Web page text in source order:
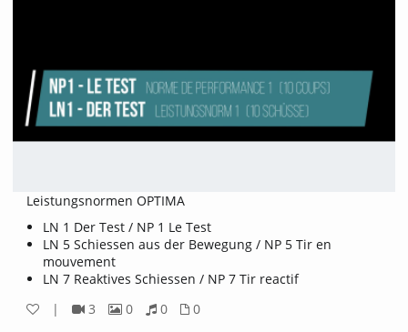
Leistungsnormen OPTIMA
LN 1 Der Test / NP 1 Le Test
LN 5 Schiessen aus der Bewegung / NP 5 Tir en
mouvement
LN 7 Reaktives Schiessen / NP 7 Tir reactif
|
3
0
0
0